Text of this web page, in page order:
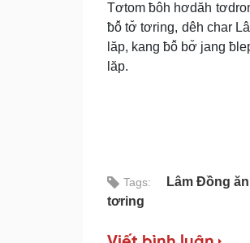
Tơtom ƀôh hơdăh
ƀô̆ tơ̆ tơring, dêh char
lăp, kang ƀô̆ bơ̆ jang
lăp.
Tags:
Lâm Đồng
tơring